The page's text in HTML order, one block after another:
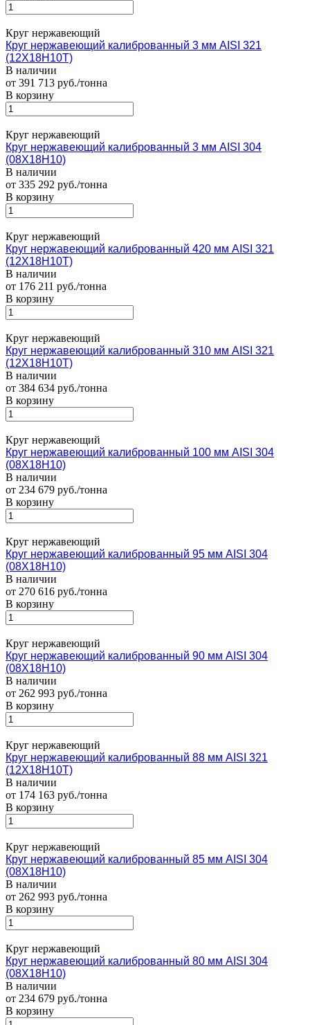
Круг нержавеющий
Круг нержавеющий калиброванный 3 мм AISI 321
(12Х18Н10Т)
В наличии
от 391 713 руб./тонна
В корзину
Круг нержавеющий
Круг нержавеющий калиброванный 3 мм AISI 304
(08Х18Н10)
В наличии
от 335 292 руб./тонна
В корзину
Круг нержавеющий
Круг нержавеющий калиброванный 420 мм AISI 321
(12Х18Н10Т)
В наличии
от 176 211 руб./тонна
В корзину
Круг нержавеющий
Круг нержавеющий калиброванный 310 мм AISI 321
(12Х18Н10Т)
В наличии
от 384 634 руб./тонна
В корзину
Круг нержавеющий
Круг нержавеющий калиброванный 100 мм AISI 304
(08Х18Н10)
В наличии
от 234 679 руб./тонна
В корзину
Круг нержавеющий
Круг нержавеющий калиброванный 95 мм AISI 304
(08Х18Н10)
В наличии
от 270 616 руб./тонна
В корзину
Круг нержавеющий
Круг нержавеющий калиброванный 90 мм AISI 304
(08Х18Н10)
В наличии
от 262 993 руб./тонна
В корзину
Круг нержавеющий
Круг нержавеющий калиброванный 88 мм AISI 321
(12Х18Н10Т)
В наличии
от 174 163 руб./тонна
В корзину
Круг нержавеющий
Круг нержавеющий калиброванный 85 мм AISI 304
(08Х18Н10)
В наличии
от 262 993 руб./тонна
В корзину
Круг нержавеющий
Круг нержавеющий калиброванный 80 мм AISI 304
(08Х18Н10)
В наличии
от 234 679 руб./тонна
В корзину